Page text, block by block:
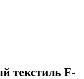
текстиль F-